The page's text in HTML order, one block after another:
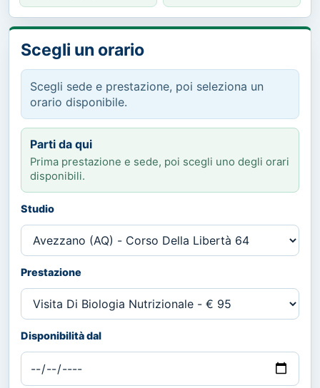
Scegli un orario
Scegli sede e prestazione, poi seleziona un
orario disponibile.
Parti da qui
Prima prestazione e sede, poi scegli uno degli orari
disponibili.
Studio
Prestazione
Disponibilità dal